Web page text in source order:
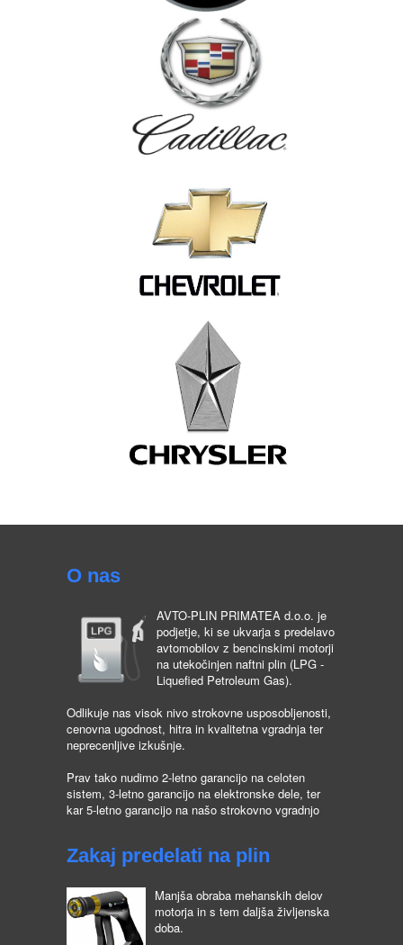
O nas
AVTO-PLIN PRIMATEA d.o.o. je
podjetje, ki se ukvarja s predelavo
avtomobilov z bencinskimi motorji
na utekočinjen naftni plin (LPG -
Liquefied Petroleum Gas).
Odlikuje nas visok nivo strokovne usposobljenosti,
cenovna ugodnost, hitra in kvalitetna vgradnja ter
neprecenljive izkušnje.
Prav tako nudimo 2-letno garancijo na celoten
sistem, 3-letno garancijo na elektronske dele, ter
kar 5-letno garancijo na našo strokovno vgradnjo
Zakaj predelati na plin
Manjša obraba mehanskih delov
motorja in s tem daljša življenska
doba.